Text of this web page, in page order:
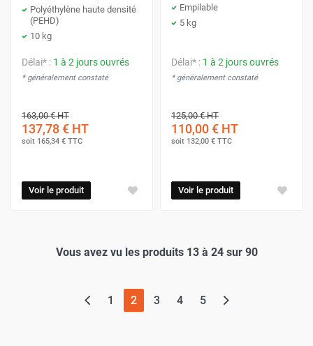
Polyéthylène haute densité
(PEHD)
10 kg
Délai* : 1 à 2 jours ouvrés
* généralement constaté
163,00 €HT
137,78 € HT
soit 165,34 € TTC
Voir le produit
Empilable
5 kg
Délai* : 1 à 2 jours ouvrés
* généralement constaté
125,00 €HT
110,00 € HT
soit 132,00 € TTC
Voir le produit
Vous avez vu les produits 13 à 24 sur 90
1 2(page actuelle)
3 4 5